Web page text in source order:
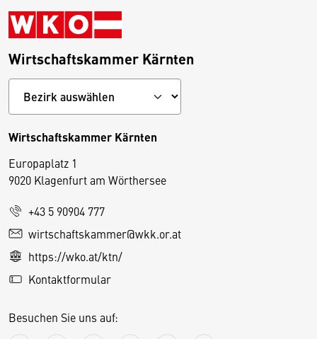
Wirtschaftskammer Kärnten
Wirtschaftskammer Kärnten
Europaplatz 1
9020 Klagenfurt am Wörthersee
+43 5 90904 777
wirtschaftskammer@wkk.or.at
https://wko.at/ktn/
Kontaktformular
Besuchen Sie uns auf:
D
e
s
S